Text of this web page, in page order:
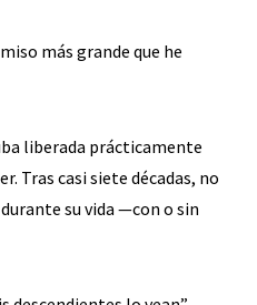
más grande que he
liberada prácticamente
Tras casi siete décadas, no
su vida —con o sin